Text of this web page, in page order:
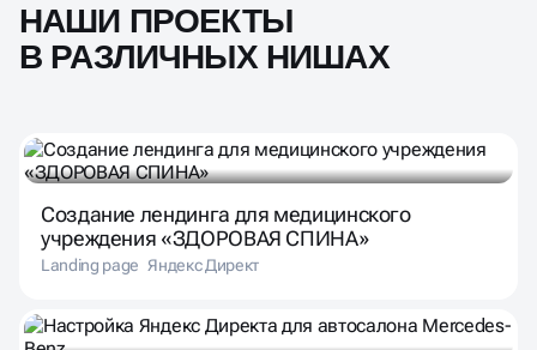
НАШИ ПРОЕКТЫ
В РАЗЛИЧНЫХ НИШАХ
Создание лендинга для медицинского
учреждения «ЗДОРОВАЯ СПИНА»
Landing page Яндекс Директ